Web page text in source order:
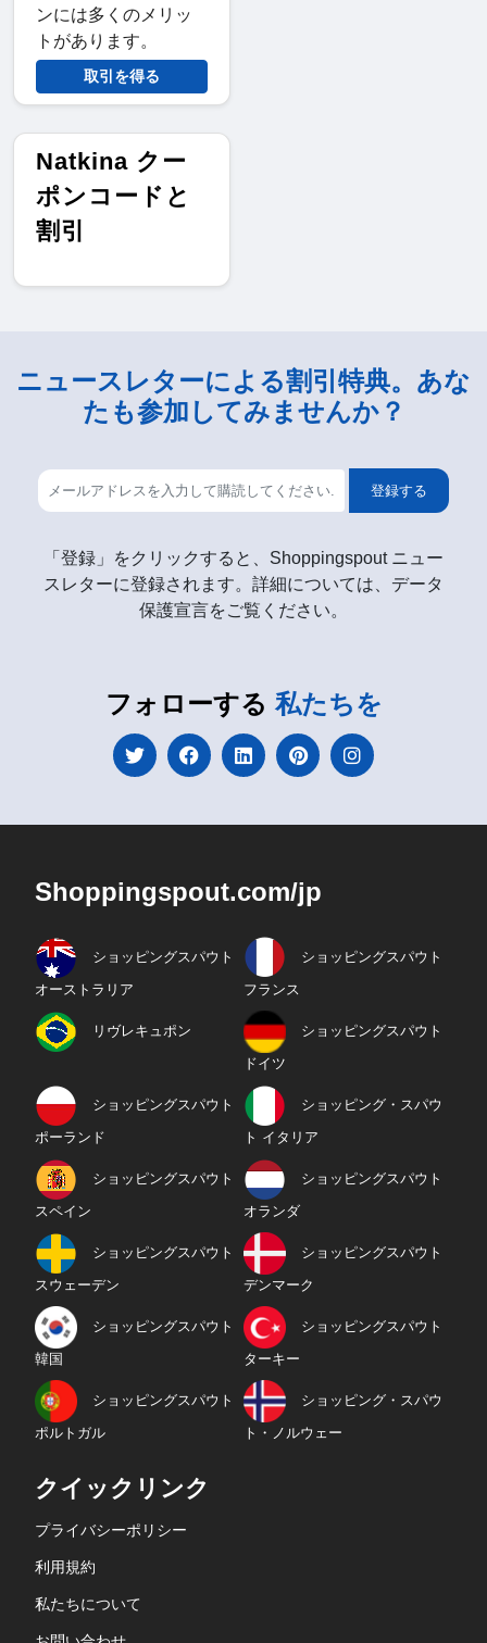
ンには多くのメリッ
トがあります。
取引を得る
Natkina クー
ポンコードと
割引
ニュースレターによる割引特典。あな
たも参加してみませんか？
登録する
「登録」をクリックすると、Shoppingspout ニュー
スレターに登録されます。詳細については、データ
保護宣言をご覧ください。
フォローする 私たちを
Shoppingspout.com/jp
ショッピングスパウト
オーストラリア
ショッピングスパウト
フランス
リヴレキュポン ショッピングスパウト
ドイツ
ショッピングスパウト
ポーランド
ショッピング・スパウ
ト イタリア
ショッピングスパウト
スペイン
ショッピングスパウト
オランダ
ショッピングスパウト
スウェーデン
ショッピングスパウト
デンマーク
ショッピングスパウト
韓国
ショッピングスパウト
ターキー
ショッピングスパウト
ポルトガル
ショッピング・スパウ
ト・ノルウェー
クイックリンク
プライバシーポリシー
利用規約
私たちについて